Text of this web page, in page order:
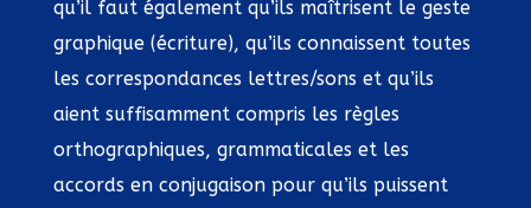
qu’il faut également qu’ils maîtrisent le geste
graphique (écriture), qu’ils connaissent toutes
les correspondances lettres/sons et qu’ils
aient suffisamment compris les règles
orthographiques, grammaticales et les
accords en conjugaison pour qu’ils puissent